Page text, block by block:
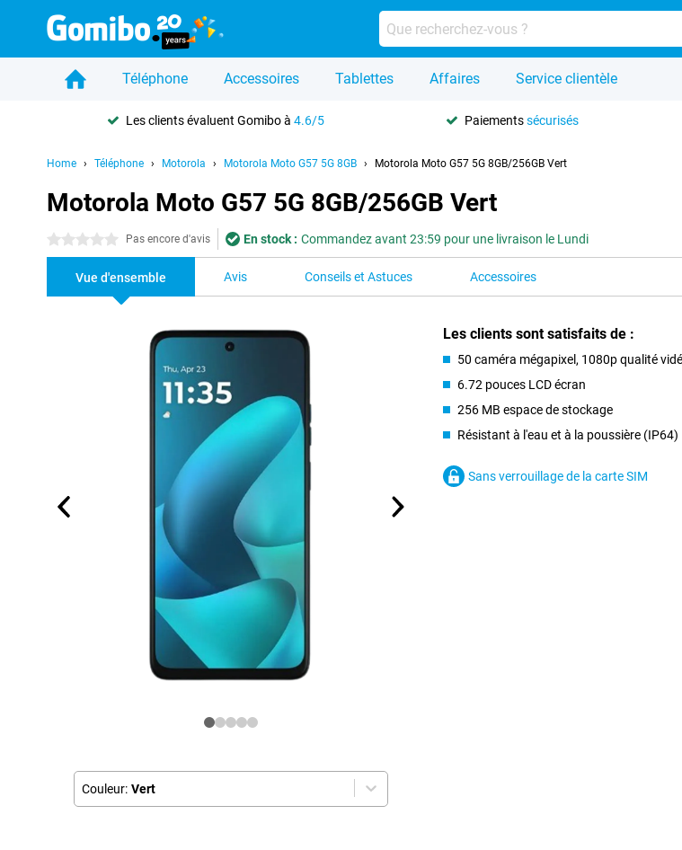
Téléphone Accessoires Tablettes Affaires Service clientèle
Les clients évaluent Gomibo à4.6/5 Paiementssécurisés
Home Téléphone Motorola Motorola Moto G57 5G 8GB Motorola Moto G57 5G 8GB/256GB Vert
Motorola Moto G57 5G 8GB/256GB Vert
0 étoiles Pas encore d'avis En stock : Commandez avant 23:59 pour une livraison le Lundi
Vue d'ensemble Avis Conseils et Astuces Accessoires
Couleur: Vert
Les clients sont satisfaits de :
50 caméra mégapixel, 1080p qualité
6.72 pouces LCD écran
256 MB espace de stockage
Résistant à l'eau et à la poussière (IP64)
Sans verrouillage de la carte SIM